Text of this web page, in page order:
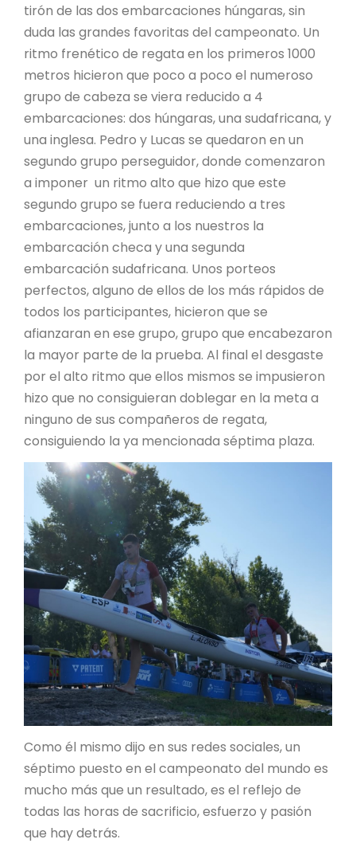
tirón de las dos embarcaciones húngaras, sin
duda las grandes favoritas del campeonato. Un
ritmo frenético de regata en los primeros 1000
metros hicieron que poco a poco el numeroso
grupo de cabeza se viera reducido a 4
embarcaciones: dos húngaras, una sudafricana, y
una inglesa. Pedro y Lucas se quedaron en un
segundo grupo perseguidor, donde comenzaron
a imponer un ritmo alto que hizo que este
segundo grupo se fuera reduciendo a tres
embarcaciones, junto a los nuestros la
embarcación checa y una segunda
embarcación sudafricana. Unos porteos
perfectos, alguno de ellos de los más rápidos de
todos los participantes, hicieron que se
afianzaran en ese grupo, grupo que encabezaron
la mayor parte de la prueba. Al final el desgaste
por el alto ritmo que ellos mismos se impusieron
hizo que no consiguieran doblegar en la meta a
ninguno de sus compañeros de regata,
consiguiendo la ya mencionada séptima plaza.
Como él mismo dijo en sus redes sociales, un
séptimo puesto en el campeonato del mundo es
mucho más que un resultado, es el reflejo de
todas las horas de sacrificio, esfuerzo y pasión
que hay detrás.